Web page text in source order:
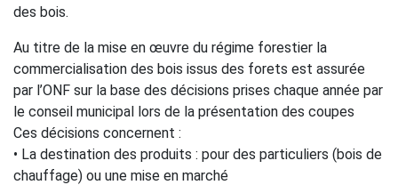
des bois.
Au titre de la mise en œuvre du régime forestier la
commercialisation des bois issus des forets est assurée
par l’ONF sur la base des décisions prises chaque année par
le conseil municipal lors de la présentation des coupes
Ces décisions concernent :
• La destination des produits : pour des particuliers (bois de
chauffage) ou une mise en marché